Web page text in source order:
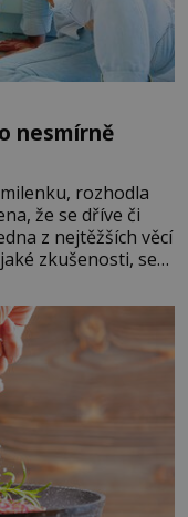
nesmírně
rozhodla
že se dříve či
z nejtěžších věcí
zkušenosti, se
pořídil milenku,